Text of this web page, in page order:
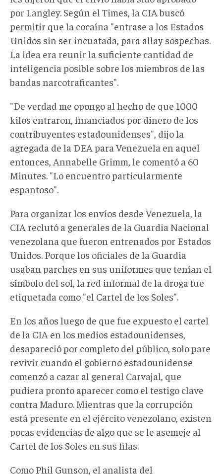
por Langley. Según el Times, la CIA buscó
permitir que la cocaína "entrase a los Estados
Unidos sin ser incuatada, para allay sospechas.
La idea era reunir la suficiente cantidad de
inteligencia posible sobre los miembros de las
bandas narcotraficantes".
"De verdad me opongo al hecho de que 1000
kilos entraron, financiados por dinero de los
contribuyentes estadounidenses", dijo la
agregada de la DEA para Venezuela en aquel
entonces, Annabelle Grimm, le comentó a 60
Minutes. "Lo encuentro particularmente
espantoso".
Para organizar los envíos desde Venezuela, la
CIA reclutó a generales de la Guardia Nacional
venezolana que fueron entrenados por Estados
Unidos. Porque los oficiales de la Guardia
usaban parches en sus uniformes que tenían el
símbolo del sol, la red informal de la droga fue
etiquetada como "el Cartel de los Soles".
En los años luego de que fue expuesto el cartel
de la CIA en los medios estadounidenses,
desapareció por completo del público, solo pare
revivir cuando el gobierno estadounidense
comenzó a cazar al general Carvajal, que
pudiera pronto aparecer como el testigo clave
contra Maduro. Mientras que la corrupción
está presente en el ejército venezolano, existen
pocas evidencias de algo que se le asemeje al
Cartel de los Soles en sus filas.
Como Phil Gunson, el analista del